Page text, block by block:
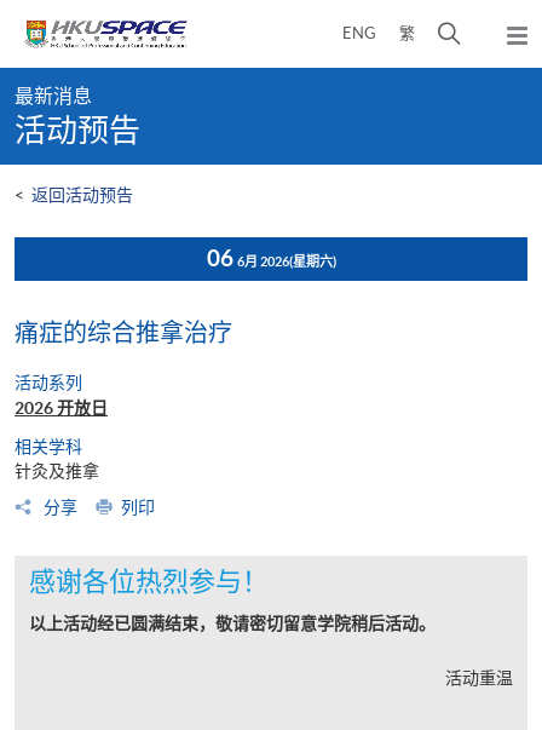
content
ENG 繁
开
弹
出
content
start
最新消息
活动预告
< 返回活动预告
06 6月 2026(星期六)
痛症的综合推拿治疗
活动系列
2026 开放日
相关学科
针灸及推拿
分享
列印
感谢各位热烈参与！
以上活动经已圆满结束，敬请密切留意学院稍后活动。
活动重温